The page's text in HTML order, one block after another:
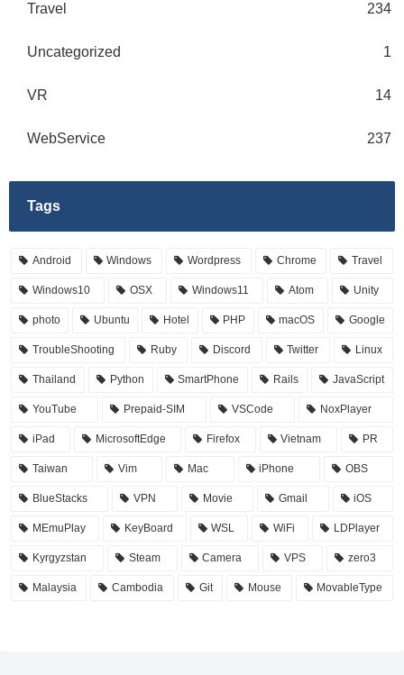
Travel 234
Uncategorized 1
VR 14
WebService 237
Tags
Android Windows Wordpress Chrome Travel
Windows10 OSX Windows11 Atom Unity
photo Ubuntu Hotel PHP macOS Google
TroubleShooting Ruby Discord Twitter Linux
Thailand Python SmartPhone Rails JavaScript
YouTube Prepaid-SIM VSCode NoxPlayer
iPad MicrosoftEdge Firefox Vietnam PR
Taiwan Vim Mac iPhone OBS
BlueStacks VPN Movie Gmail iOS
MEmuPlay KeyBoard WSL WiFi LDPlayer
Kyrgyzstan Steam Camera VPS zero3
Malaysia Cambodia Git Mouse MovableType